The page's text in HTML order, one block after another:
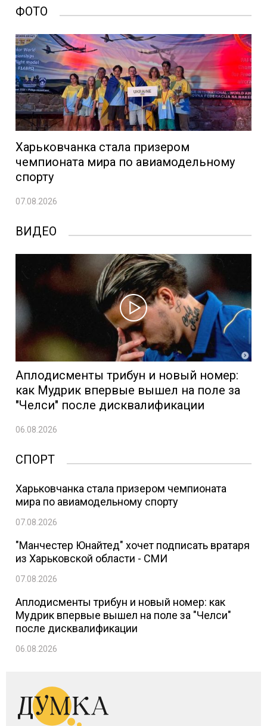
ФОТО
Харьковчанка стала призером
чемпионата мира по авиамодельному
спорту
07.08.2026
ВИДЕО
Аплодисменты трибун и новый номер:
как Мудрик впервые вышел на поле за
"Челси" после дисквалификации
06.08.2026
СПОРТ
Харьковчанка стала призером чемпионата
мира по авиамодельному спорту
07.08.2026
"Манчестер Юнайтед" хочет подписать вратаря
из Харьковской области - СМИ
07.08.2026
Аплодисменты трибун и новый номер: как
Мудрик впервые вышел на поле за "Челси"
после дисквалификации
06.08.2026